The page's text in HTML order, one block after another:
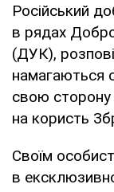
Російський
в рядах
(ДУК),
намагаються
свою сторону
на користь
Своїм
в